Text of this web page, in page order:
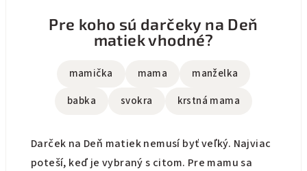
Pre koho sú darčeky na Deň
matiek vhodné?
mamička mama
manželka
babka
svokra krstná mama
Darček na Deň matiek nemusí byť veľký. Najviac
poteší, keď je vybraný s citom. Pre mamu sa